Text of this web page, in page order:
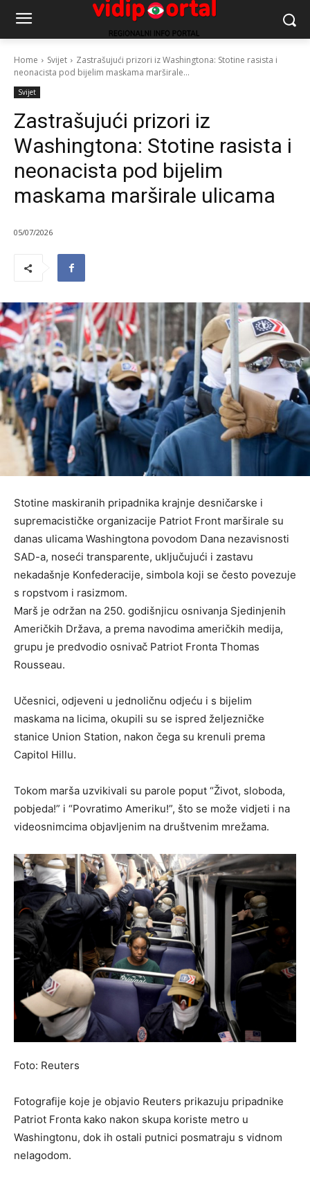
Home Svijet
Zastrašujući prizori iz Washingtona: Stotine rasista i
neonacista pod bijelim maskama marširale...
Svijet
Zastrašujući prizori iz
Washingtona: Stotine rasista i
neonacista pod bijelim
maskama marširale ulicama
05/07/2026
Stotine maskiranih pripadnika krajnje desničarske i
supremacističke organizacije Patriot Front marširale su
danas ulicama Washingtona povodom Dana nezavisnosti
SAD-a, noseći transparente, uključujući i zastavu
nekadašnje Konfederacije, simbola koji se često povezuje
s ropstvom i rasizmom.
Marš je održan na 250. godišnjicu osnivanja Sjedinjenih
Američkih Država, a prema navodima američkih medija,
grupu je predvodio osnivač Patriot Fronta Thomas
Rousseau.
Učesnici, odjeveni u jednoličnu odjeću i s bijelim
maskama na licima, okupili su se ispred željezničke
stanice Union Station, nakon čega su krenuli prema
Capitol Hillu.
Tokom marša uzvikivali su parole poput “Život, sloboda,
pobjeda!” i “Povratimo Ameriku!”, što se može vidjeti i na
videosnimcima objavljenim na društvenim mrežama.
Foto: Reuters
Fotografije koje je objavio Reuters prikazuju pripadnike
Patriot Fronta kako nakon skupa koriste metro u
Washingtonu, dok ih ostali putnici posmatraju s vidnom
nelagodom.